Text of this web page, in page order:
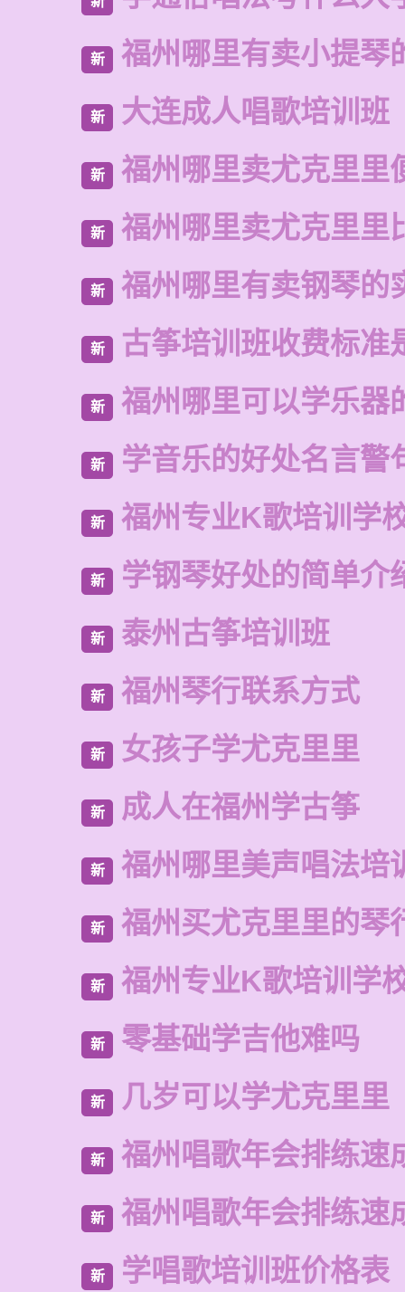
新 福州哪里有卖小提琴
新 大连成人唱歌培训班
新 福州哪里卖尤克里里
新 福州哪里卖尤克里里
新 福州哪里有卖钢琴的
新 古筝培训班收费标准
新 福州哪里可以学乐器
新 学音乐的好处名言警
新 福州专业K歌培训学
新 学钢琴好处的简单介
新 泰州古筝培训班
新 福州琴行联系方式
新 女孩子学尤克里里
新 成人在福州学古筝
新 福州哪里美声唱法培
新 福州买尤克里里的琴
新 福州专业K歌培训学
新 零基础学吉他难吗
新 几岁可以学尤克里里
新 福州唱歌年会排练速
新 福州唱歌年会排练速
新 学唱歌培训班价格表